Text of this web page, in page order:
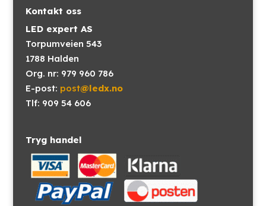
Kontakt oss
LED expert AS
Torpumveien 543
1788 Halden
Org. nr: 979 960 786
E-post: post@ledx.no
Tlf: 909 54 606
Tryg handel